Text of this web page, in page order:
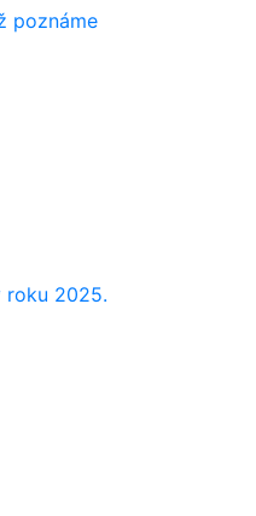
poznáme
roku 2025.